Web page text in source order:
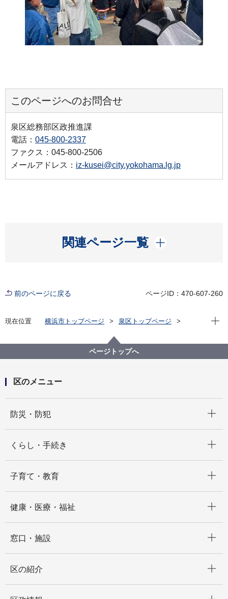
このページへのお問合せ
泉区総務部区政推進課
電話： 045-800-2337
ファクス：045-800-2506
メールアドレス： iz-kusei@city.yokohama.lg.jp
関連ページ一覧
開く
前のページに戻る ページID：470-607-260
現在位置 横浜市トップページ
泉区トップページ
区長のメッセージ「＃住むなら泉区」（令和７年度）
30.秋はお祭り
現在
ページトップへ
区のメニュー
防災・防犯
くらし・手続き
子育て・教育
健康・医療・福祉
窓口・施設
区の紹介